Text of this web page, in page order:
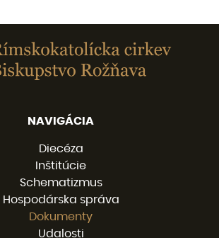
NAVIGÁCIA
Diecéza
Inštitúcie
Schematizmus
Hospodárska správa
Dokumenty
Udalosti